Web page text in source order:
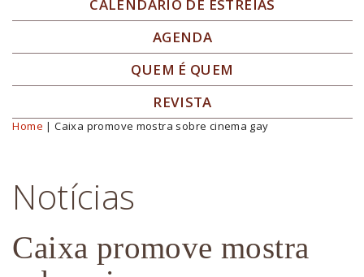
CALENDÁRIO DE ESTREIAS
AGENDA
QUEM É QUEM
REVISTA
Você está aqui
Home | Caixa promove mostra sobre cinema gay
Notícias
Caixa promove mostra